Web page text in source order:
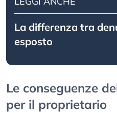
La differenza tra
esposto
Le conseguenze
per il proprietario